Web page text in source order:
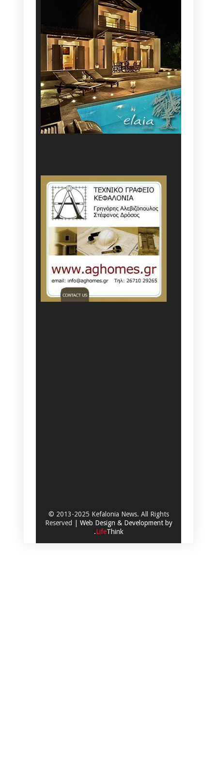
© 2013-2025 Kefalonia News. All Rights
Reserved | Web Design & Development by
.LifeThink